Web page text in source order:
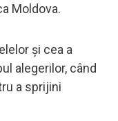
Moldova.
și cea a
alegerilor, când
a sprijini